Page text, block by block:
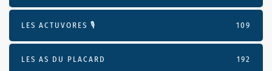
LES ACTUVORES 🎙 109
LES AS DU PLACARD 192